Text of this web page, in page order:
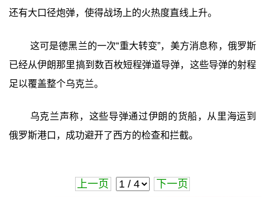
还有大口径炮弹，使得战场上的火热度直线上升。
这可是德黑兰的一次“重大转变”，美方消息称，俄罗斯
已经从伊朗那里搞到数百枚短程弹道导弹，这些导弹的射程
足以覆盖整个乌克兰。
乌克兰声称，这些导弹通过伊朗的货船，从里海运到
俄罗斯港口，成功避开了西方的检查和拦截。
上一页 下一页